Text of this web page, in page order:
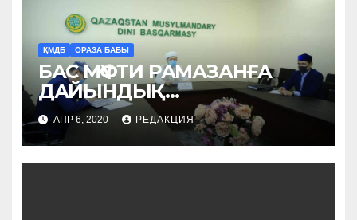
ҚМДБ ОРАЗА БАБЫ
БАС МҮФТИ РАМАЗАНҒА
ДАЙЫНДЫҚ
ЖҰМЫСТАРЫН
ПЫСЫҚТАДЫ (ФОТО)
АПР 6, 2020 РЕДАКЦИЯ